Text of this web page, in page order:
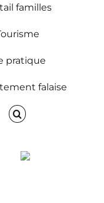
familles
pratique
falaise
Instagram